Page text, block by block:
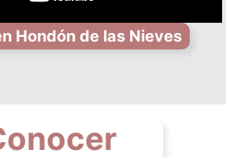
Hondón de las Nieves